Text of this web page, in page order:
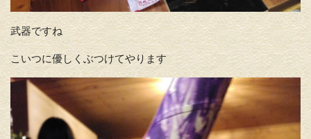
武器ですね
こいつに優しくぶつけてやります